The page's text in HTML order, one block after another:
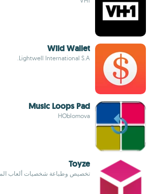
Wild Wallet
Lightwell International S.A.
Music Loops Pad
HOblomova
Toyze
تخصيص وطباعة شخصيات ألعاب